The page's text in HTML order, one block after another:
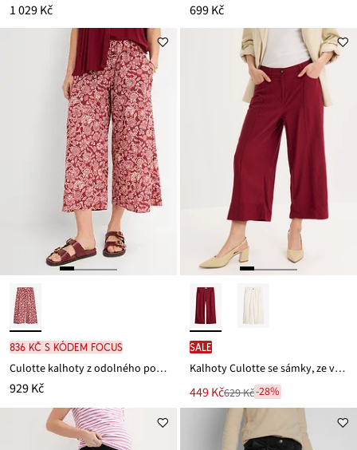
1 029 Kč 699 Kč
836 Kč s kódem FOCUS
Culotte kalhoty z odolného popelínu
929 Kč
SALE
Kalhoty Culotte se sámky, ze vzdušné lněné směsi
Nová
cena
449 Kč
Zlevněno
629 Kč
629 Kč-28%